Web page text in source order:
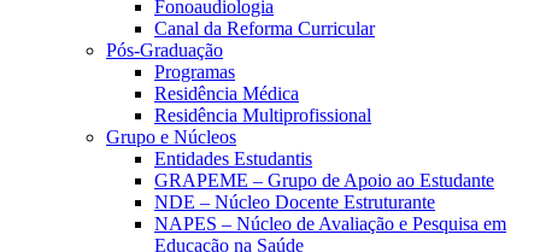
Fonoaudiologia
Canal da Reforma Curricular
Pós-Graduação
Programas
Residência Médica
Residência Multiprofissional
Grupo e Núcleos
Entidades Estudantis
GRAPEME – Grupo de Apoio ao Estudante
NDE – Núcleo Docente Estruturante
NAPES – Núcleo de Avaliação e Pesquisa em
Educação na Saúde